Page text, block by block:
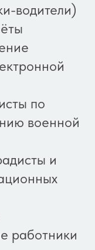
водители)
по
военной
и
работники